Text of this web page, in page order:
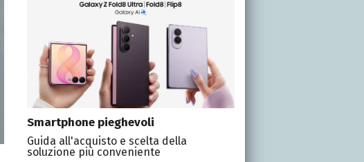
Smartphone pieghevoli
Guida all'acquisto e scelta della
soluzione più conveniente